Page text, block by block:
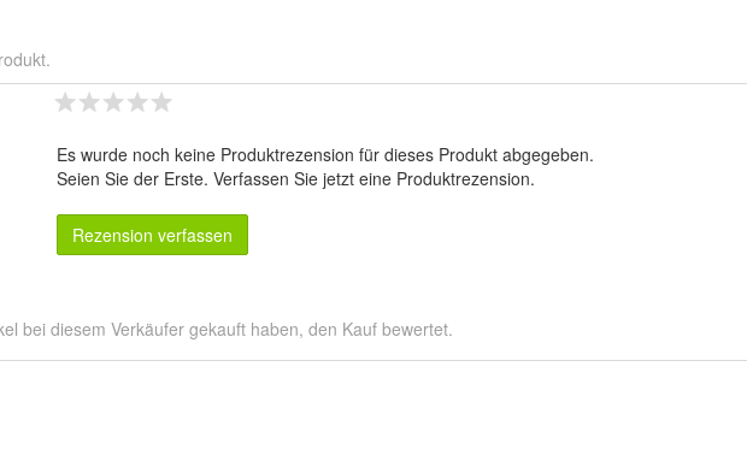
Es wurde noch keine Produktrezension für dieses Produkt abgegeben.
Seien Sie der Erste. Verfassen Sie jetzt eine Produktrezension.
Rezension verfassen
bei diesem Verkäufer gekauft haben, den Kauf bewertet.